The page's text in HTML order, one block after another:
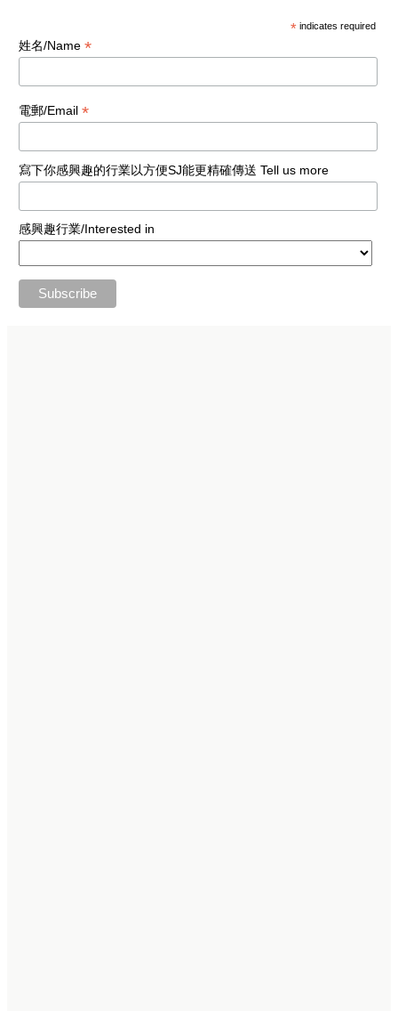
* indicates required
姓名/Name *
電郵/Email *
寫下你感興趣的行業以方便SJ能更精確傳送 Tell us more
感興趣行業/Interested in